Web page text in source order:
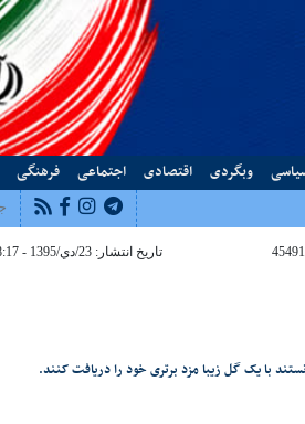
وبگردی اقتصادی اجتماعی فرهنگی
تاریخ انتشار: 23/دي/1395 - 18:17
با یک گل زیبا مزد برتری خود را دریافت کنند.